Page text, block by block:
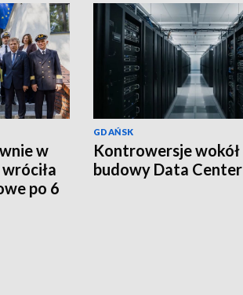
w
po 6
GDAŃSK
Kontrowersje wokół
budowy Data Center